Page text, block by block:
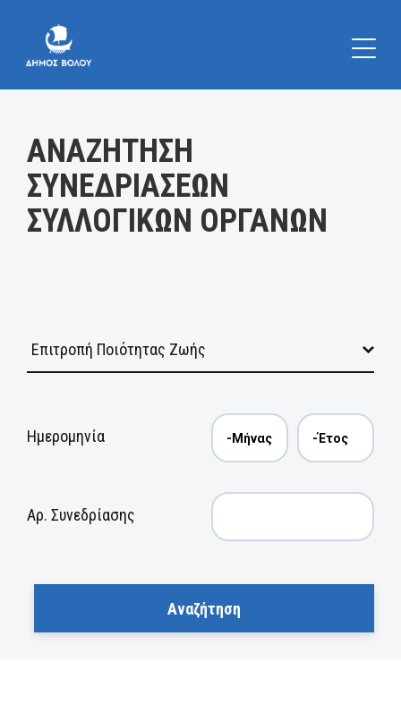
ΑΝΑΖΗΤΗΣΗ
ΣΥΝΕΔΡΙΑΣΕΩΝ
ΣΥΛΛΟΓΙΚΩΝ ΟΡΓΑΝΩΝ
Ημερομηνία
Αρ. Συνεδρίασης